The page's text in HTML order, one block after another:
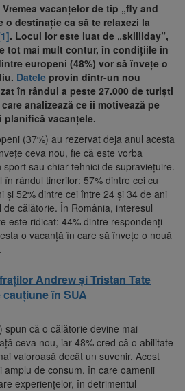
vacanțelor de tip „fly and
o destinație ca să te relaxezi la
. Locul lor este luat de „skilliday”,
tot mai mult contur, în condițiile în
europeni (48%) vor să învețe o
Datele provin dintr-un nou
în rândul a peste 27.000 de turiști
analizează ce îi motivează pe
vacanțele.
(37%) au rezervat deja anul acesta
ceva nou, fie că este vorba
sau chiar tehnici de supraviețuire.
în rândul tinerilor: 57% dintre cei cu
și 52% dintre cei între 24 și 34 de ani
călătorie. În România, interesul
este ridicat: 44% dintre respondenți
o vacanță în care să învețe o nouă
Andrew și Tristan Tate
în SUA
spun că o călătorie devine mai
ceva nou, iar 48% cred că o abilitate
valoroasă decât un suvenir. Acest
amplu de consum, în care oamenii
experiențelor, în detrimentul